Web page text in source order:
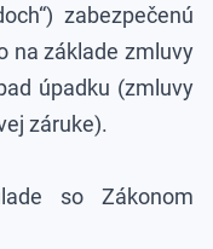
zabezpečenú
na základe zmluvy
úpadku (zmluvy
záruke).
so Zákonom